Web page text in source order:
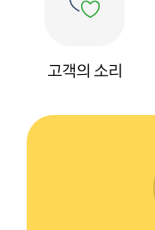
고객의 소리